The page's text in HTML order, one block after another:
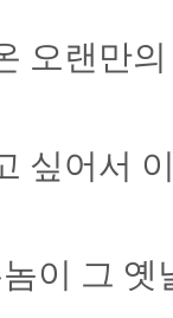
오랜만
싶어서
이 그